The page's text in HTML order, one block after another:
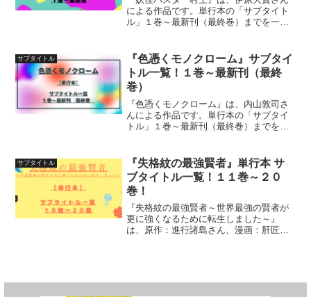
による作品です。単行本の「サブタイト
ル」１巻～最新刊（最終巻）までを一覧
サブタイトル
『色憑くモノクローム』サブタイ
トル一覧！１巻～最新刊（最終
巻）
『色憑くモノクローム』は、内山敦司さ
んによる作品です。単行本の「サブタイ
トル」１巻～最新刊（最終巻）までを一
サブタイトル
『失格紋の最強賢者』単行本 サ
ブタイトル一覧！１１巻～２０
巻！
『失格紋の最強賢者～世界最強の賢者が
更に強くなるために転生しました～』
は、原作：進行諸島さん、漫画：肝匠＆